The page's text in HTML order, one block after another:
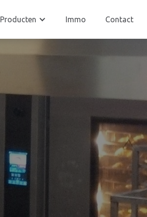
Producten Immo Contact